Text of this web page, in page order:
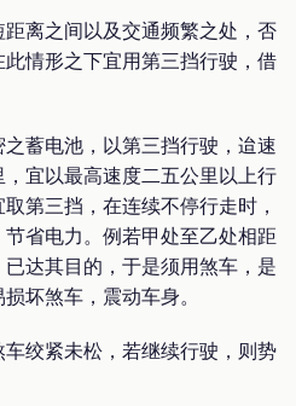
离之间以及交通频繁之处，否
情形之下宜用第三挡行驶，借
蓄电池，以第三挡行驶，迨速
宜以最高速度二五公里以上行
第三挡，在连续不停行走时，
省电力。例若甲处至乙处相距
达其目的，于是须用煞车，是
坏煞车，震动车身。
绞紧未松，若继续行驶，则势